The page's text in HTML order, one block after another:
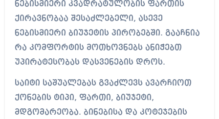
ნებისმიერი კვადრატულობის ფართის
ქირავნობაა შესაძლებელი, ასევე
ნებისმიერი ბიუჯეტის პირობებში. გააჩნია
რა კომფორტის მოთხოვნებს ანიჭებთ
უპირატესობას დასვენების დროს.
საიტი საშუალებას გვაძლევს ავარჩიოთ
ქონების ტიპი, ფართი, ბიუჯეტი,
მდგომარეობა. ბინებისა და კოტეჯების